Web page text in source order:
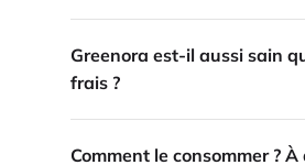
Greenora est-il aussi sain
frais ?
Comment le consommer ? À